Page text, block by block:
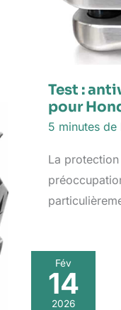
Test :
pour
5 minutes de
La
Fév
14
2026